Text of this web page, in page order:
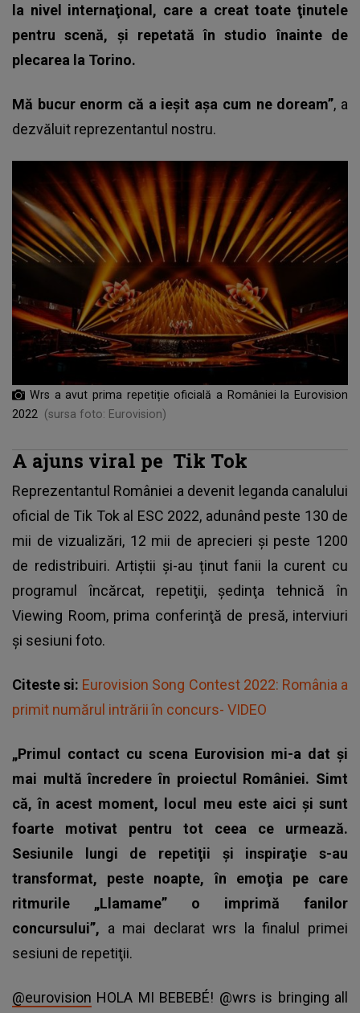
la nivel internaţional, care a creat toate ţinutele
pentru scenă, şi repetată în studio înainte de
plecarea la Torino.
Mă bucur enorm că a ieşit aşa cum ne doream”, a
dezvăluit reprezentantul nostru.
Wrs a avut prima repetiție oficială a României la Eurovision
2022
(sursa foto: Eurovision)
A ajuns viral pe Tik Tok
Reprezentantul României a devenit leganda canalului
oficial de Tik Tok al ESC 2022, adunând peste 130 de
mii de vizualizări, 12 mii de aprecieri și peste 1200
de redistribuiri. Artiștii și-au ținut fanii la curent cu
programul încărcat, repetiţii, şedinţa tehnică în
Viewing Room, prima conferinţă de presă, interviuri
și sesiuni foto.
Citeste si: Eurovision Song Contest 2022: România a
primit numărul intrării în concurs- VIDEO
„Primul contact cu scena Eurovision mi-a dat şi
mai multă încredere în proiectul României. Simt
că, în acest moment, locul meu este aici şi sunt
foarte motivat pentru tot ceea ce urmează.
Sesiunile lungi de repetiţii şi inspiraţie s-au
transformat, peste noapte, în emoţia pe care
ritmurile „Llamame” o imprimă fanilor
concursului”, a mai declarat wrs la finalul primei
sesiuni de repetiţii.
@eurovision HOLA MI BEBEBÉ! @wrs is bringing all